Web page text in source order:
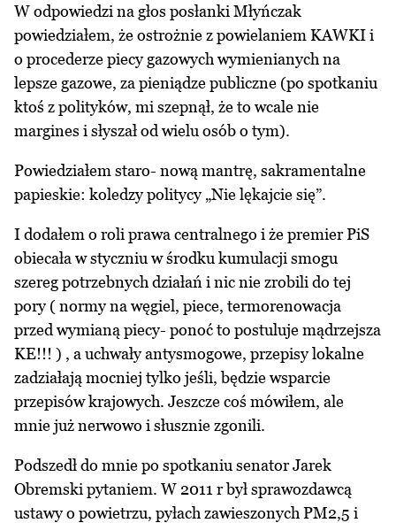
W odpowiedzi na głos posłanki Młyńczak
powiedziałem, że ostrożnie z powielaniem KAWKI i
o procederze piecy gazowych wymienianych na
lepsze gazowe, za pieniądze publiczne (po spotkaniu
ktoś z polityków, mi szepnął, że to wcale nie
margines i słyszał od wielu osób o tym).
Powiedziałem staro- nową mantrę, sakramentalne
papieskie: koledzy politycy „Nie lękajcie się”.
I dodałem o roli prawa centralnego i że premier PiS
obiecała w styczniu w środku kumulacji smogu
szereg potrzebnych działań i nic nie zrobili do tej
pory ( normy na węgiel, piece, termorenowacja
przed wymianą piecy- ponoć to postuluje mądrzejsza
KE!!! ) , a uchwały antysmogowe, przepisy lokalne
zadziałają mocniej tylko jeśli, będzie wsparcie
przepisów krajowych. Jeszcze coś mówiłem, ale
mnie już nerwowo i słusznie zgonili.
Podszedł do mnie po spotkaniu senator Jarek
Obremski pytaniem. W 2011 r był sprawozdawcą
ustawy o powietrzu, pyłach zawieszonych PM2,5 i